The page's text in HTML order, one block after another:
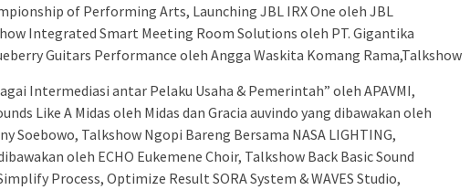
of Performing Arts, Launching JBL IRX One oleh JBL
Integrated Smart Meeting Room Solutions oleh PT. Gigantika
Guitars Performance oleh Angga Waskita Komang Rama,Talkshow
Intermediasi antar Pelaku Usaha & Pemerintah” oleh APAVMI,
Like A Midas oleh Midas dan Gracia auvindo yang dibawakan oleh
Soebowo, Talkshow Ngopi Bareng Bersama NASA LIGHTING,
oleh ECHO Eukemene Choir, Talkshow Back Basic Sound
Process, Optimize Result SORA System & WAVES Studio,